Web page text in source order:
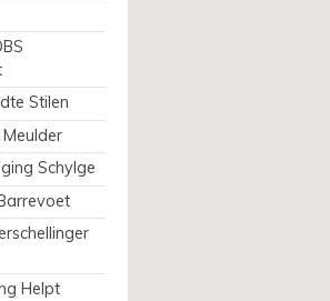
Stilen
Schylge
Helpt